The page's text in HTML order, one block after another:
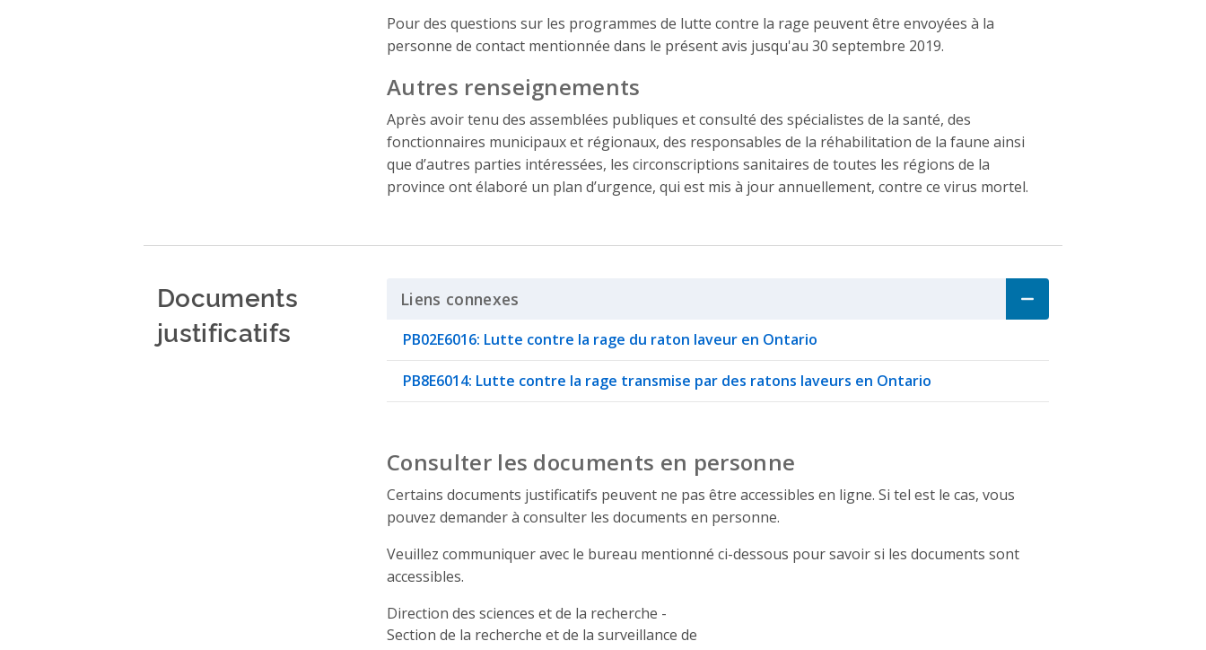
Pour des questions sur les programmes de lutte contre la rage peuvent être envoyées à la
personne de contact mentionnée dans le présent avis jusqu'au 30 septembre 2019.
Autres renseignements
Après avoir tenu des assemblées publiques et consulté des spécialistes de la santé, des
fonctionnaires municipaux et régionaux, des responsables de la réhabilitation de la faune ainsi
que d’autres parties intéressées, les circonscriptions sanitaires de toutes les régions de la
province ont élaboré un plan d’urgence, qui est mis à jour annuellement, contre ce virus mortel.
Documents
justificatifs
Liens connexes
PB02E6016: Lutte contre la rage du raton laveur en Ontario
PB8E6014: Lutte contre la rage transmise par des ratons laveurs en Ontario
Consulter les documents en personne
Certains documents justificatifs peuvent ne pas être accessibles en ligne. Si tel est le cas, vous
pouvez demander à consulter les documents en personne.
Veuillez communiquer avec le bureau mentionné ci-dessous pour savoir si les documents sont
accessibles.
Direction des sciences et de la recherche -
Section de la recherche et de la surveillance de